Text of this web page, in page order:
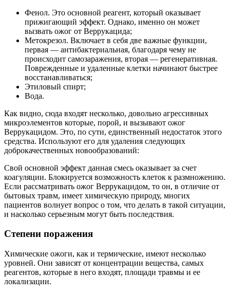
Фенол. Это основной реагент, который оказывает
прижигающий эффект. Однако, именно он может
вызвать ожог от Веррукацида;
Метокрезол. Включает в себя две важные функции,
первая — антибактериальная, благодаря чему не
происходит самозаражения, вторая — регенеративная.
Поврежденные и удаленные клетки начинают быстрее
восстанавливаться;
Этиловый спирт;
Вода.
Как видно, сюда входят несколько, довольно агрессивных
микроэлементов которые, порой, и вызывают ожог
Веррукацидом. Это, по сути, единственный недостаток этого
средства. Используют его для удаления следующих
доброкачественных новообразований:
Свой основной эффект данная смесь оказывает за счет
коагуляции. Блокируется возможность клеток к размножению.
Если рассматривать ожог Веррукацидом, то он, в отличие от
бытовых травм, имеет химическую природу, многих
пациентов волнует вопрос о том, что делать в такой ситуации,
и насколько серьезным могут быть последствия.
Степени поражения
Химические ожоги, как и термические, имеют несколько
уровней. Они зависят от концентрации вещества, самых
реагентов, которые в него входят, площади травмы и ее
локализации.